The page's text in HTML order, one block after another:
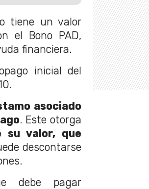
tiene un valor
el Bono PAD,
financiera.
inicial del
asociado
. Este otorga
su valor, que
descontarse
debe pagar